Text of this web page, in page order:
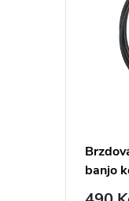
banjo